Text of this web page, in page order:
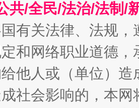
生不息
共/全民/法治/法制/
有关法律、法规
和网络职业道德
他人或（单位）
社会影响的，本